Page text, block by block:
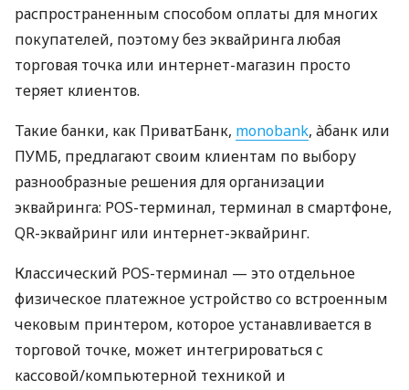
распространенным способом оплаты для многих
покупателей, поэтому без эквайринга любая
торговая точка или интернет-магазин просто
теряет клиентов.
Такие банки, как ПриватБанк, monobank, àбанк или
ПУМБ, предлагают своим клиентам по выбору
разнообразные решения для организации
эквайринга: POS-терминал, терминал в смартфоне,
QR-эквайринг или интернет-эквайринг.
Классический POS-терминал — это отдельное
физическое платежное устройство со встроенным
чековым принтером, которое устанавливается в
торговой точке, может интегрироваться с
кассовой/компьютерной техникой и